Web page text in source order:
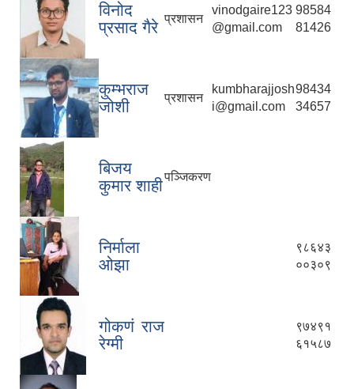
विनोद
प्रसाद गैरे प्रशासन
vinodgaire123
@gmail.com
98584
81426
कुम्भराज
जोशी
प्रशासन
kumbharajjosh
i@gmail.com
98434
34657
बिजय
कुमार शाहीपञ्जिकरण
निर्माला
ओझा
९८६४३
००३०९
गोकणं राज
रेग्मी
९७४९१
६१५८७